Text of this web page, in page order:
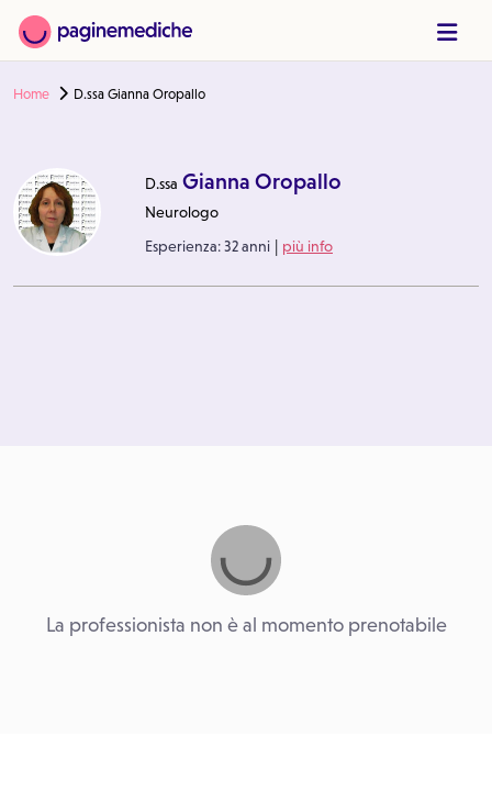
Home D.ssa Gianna Oropallo
D.ssa Gianna Oropallo
Neurologo
Esperienza:32 anni | più info
La professionista non è al momento prenotabile